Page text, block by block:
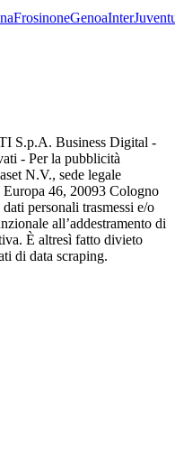
FrosinoneGenoaInter
S.p.A. Business Digital -
- Per la pubblicità
N.V., sede legale
46, 20093 Cologno
personali trasmessi e/o
all’addestramento di
È altresì fatto divieto
di data scraping.